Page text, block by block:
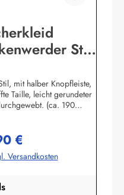
Stil
mit halber Knopfleiste,
Taille, leicht gerundeter
(ca. 190
€
Versandkosten